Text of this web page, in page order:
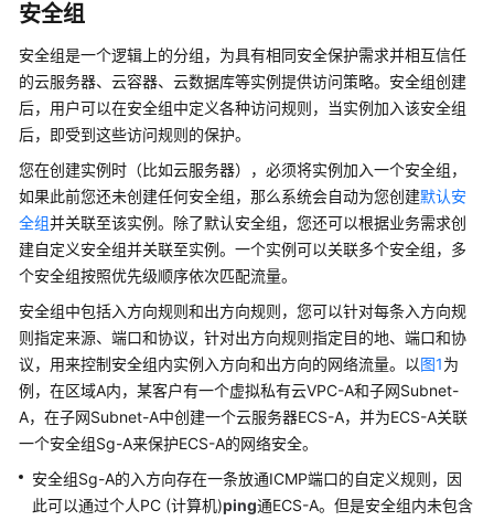
品
介
绍
快
速
入
门
用
户
指
南
通
过
授
予
安全组
安全组是一个逻辑上的分组，为具有相同安全保护需求并相互信任
的云服务器、云容器、云数据库等实例提供访问策略。安全组创建
后，用户可以在安全组中定义各种访问规则，当实例加入该安全组
后，即受到这些访问规则的保护。
您在创建实例时（比如云服务器），必须将实例加入一个安全组，
如果此前您还未创建任何安全组，那么系统会自动为您创建默认安
全组并关联至该实例。除了默认安全组，您还可以根据业务需求创
建自定义安全组并关联至实例。一个实例可以关联多个安全组，多
个安全组按照优先级顺序依次匹配流量。
安全组中包括入方向规则和出方向规则，您可以针对每条入方向规
则指定来源、端口和协议，针对出方向规则指定目的地、端口和协
议，用来控制安全组内实例入方向和出方向的网络流量。以图1为
例，在区域A内，某客户有一个虚拟私有云VPC-A和子网Subnet-
A，在子网Subnet-A中创建一个云服务器ECS-A，并为ECS-A关联
一个安全组Sg-A来保护ECS-A的网络安全。
安全组Sg-A的入方向存在一条放通ICMP端口的自定义规则，因
此可以通过个人PC (计算机)ping通ECS-A。但是安全组内未包含